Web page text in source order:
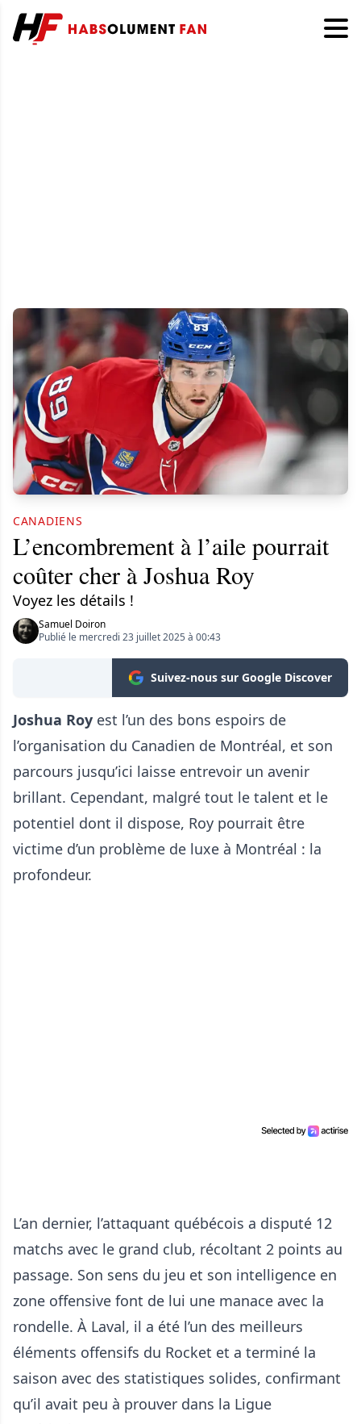
CANADIENS
L’encombrement à l’aile pourrait
coûter cher à Joshua Roy
Voyez les détails !
Samuel Doiron
Publié le mercredi 23 juillet 2025 à 00:43
Suivez-nous sur Google Discover
Joshua Roy est l’un des bons espoirs de
l’organisation du Canadien de Montréal, et son
parcours jusqu’ici laisse entrevoir un avenir
brillant. Cependant, malgré tout le talent et le
potentiel dont il dispose, Roy pourrait être
victime d’un problème de luxe à Montréal : la
profondeur.
L’an dernier, l’attaquant québécois a disputé 12
matchs avec le grand club, récoltant 2 points au
passage. Son sens du jeu et son intelligence en
zone offensive font de lui une manace avec la
rondelle. À Laval, il a été l’un des meilleurs
éléments offensifs du Rocket et a terminé la
saison avec des statistiques solides, confirmant
qu’il avait peu à prouver dans la Ligue